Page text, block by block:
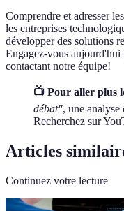
Comprendre et adresser
les entreprises
développer des solutions
Engagez-vous aujourd'hui
contactant notre équipe!
📺 Pour aller plus
débat", une
Recherchez sur
Articles
Continuez votre lecture